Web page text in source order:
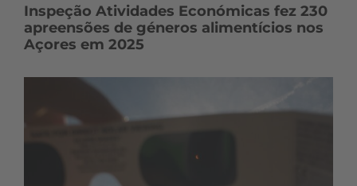
Inspeção Atividades Económicas fez 230
apreensões de géneros alimentícios nos
Açores em 2025